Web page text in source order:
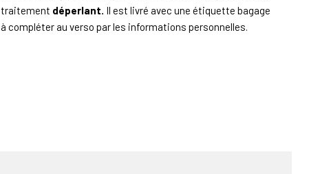
traitement déperlant. Il est livré avec une étiquette bagage
à compléter au verso par les informations personnelles.